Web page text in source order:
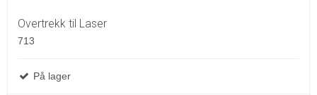
Overtrekk til Laser
713
På lager